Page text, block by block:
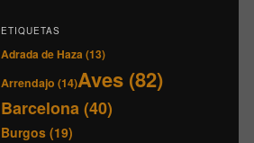
ETIQUETAS
Adrada de Haza (13)
Arrendajo (14)Aves (82)
Barcelona(40)
Burgos (19)